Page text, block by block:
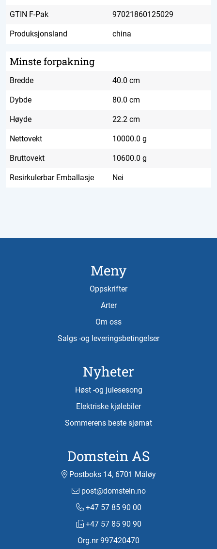
GTIN F-Pak 97021860125029
Produksjonsland china
Minste forpakning
Bredde 40.0 cm
Dybde 80.0 cm
Høyde 22.2 cm
Nettovekt 10000.0 g
Bruttovekt 10600.0 g
Resirkulerbar Emballasje Nei
Meny
Oppskrifter
Arter
Om oss
Salgs -og leveringsbetingelser
Nyheter
Høst -og julesesong
Elektriske kjølebiler
Sommerens beste sjømat
Domstein AS
Postboks 14, 6701 Måløy
post@domstein.no
+47 57 85 90 00
+47 57 85 90 90
Org.nr 997420470